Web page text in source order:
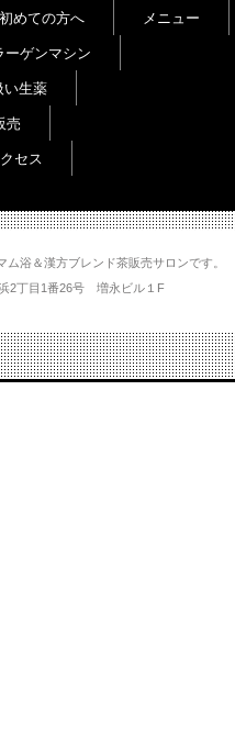
浴＆漢方ブレンド茶販売サロンです。
州浜2丁目1番26号 増永ビル１F
めての方へ メニュー
ーゲンマシン
い生薬
売
セス